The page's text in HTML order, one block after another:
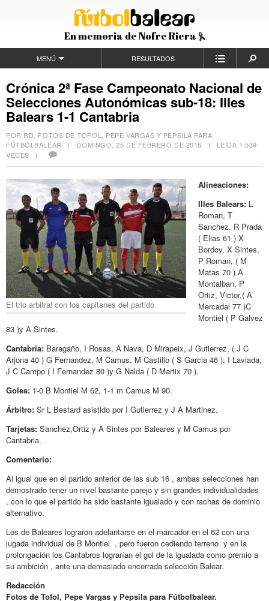
En memoria de Nofre Riera
MENÚ RESULTADOS
Crónica 2ª Fase Campeonato Nacional de
Selecciones Autonómicas sub-18: Illes
Balears 1-1 Cantabria
POR RD, FOTOS DE TOFOL, PEPE VARGAS Y PEPSILA PARA
FÚTBOLBALEAR | DOMINGO, 25 DE FEBRERO DE 2018 | LEÍDA 1.539
VECES |
El trio arbitral con los capitanes del partido
Alineaciones:
Illes Balears: L
Roman, T
Sanchez, R Prada
( Elias 61 ) X
Bordoy, X Sintes,
P Roman, ( M
Matas 70 ) A
Montalban, P
Ortiz, Victor,( A
Mercadal 77 )C
Montiel ( P Galvez
83 )y A Sintes.
Cantabria: Baragaño, I Rosas, A Nava, D Mirapeix, J Gutierrez, ( J C
Arjona 40 ) G Fernandez, M Camus, M Castillo ( S Garcia 46 ), I Laviada,
J C Campo ( I Fernandez 80 )y G Nalda ( D Martix 70 ).
Goles: 1-0 B Montiel M 62, 1-1 m Camus M 90.
Árbitro: Sr L Bestard asistido por I Gutierrez y J A Martinez.
Tarjetas: Sanchez,Ortiz y A Sintes por Baleares y M Camus por
Cantabria.
Comentario:
Al igual que en el partido anterior de las sub 16 , ambas selecciones han
demostrado tener un nivel bastante parejo y sin grandes individualidades
, con lo que el partido ha sido bastante igualado y con rachas de dominio
alternativo.
Los de Baleares lograron adelantarse en el marcador en el 62 con una
jugada individual de B Montiel , pero fueron cediendo terreno y en la
prolongación los Cantabros lograrían el gol de la igualada como premio a
su ambición , ante una demasiado encerrada selección Balear.
Redacción
Fotos de Tofol, Pepe Vargas y Pepsila para Fútbolbalear.